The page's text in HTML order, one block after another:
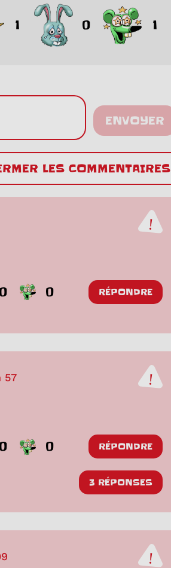
1 0 1
ENVOYER
LES COMMENTAIRES
0 0 RÉPONDRE
57
0 0 RÉPONDRE
3 RÉPONSES